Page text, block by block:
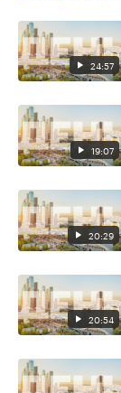
24:57
19:07
20:29
20:54